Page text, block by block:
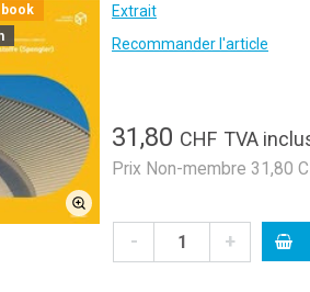
book
Extrait
Recommander l'article
31,80 CHF TVA
Prix Non-membre 31,80
- +